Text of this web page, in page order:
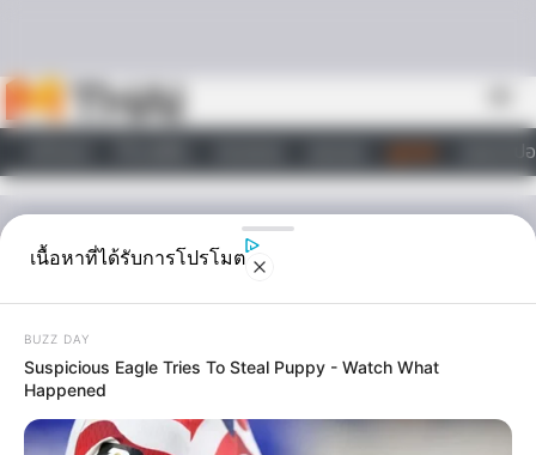
วอลเปเ
ไลฟ์สไตล์
ดูดวง
ดูดวง ทายใจจากวิวทิวทัศน์
ถ้าเพื่อนๆมีโอกาสได้ขึ้นไปบนท้องฟ้า แล้วมองลงมาข้างล่าง เพื่อนๆจะ
เห็น วิวทิวทัศน์ อะไรบ้าง เพราะสิ่งที่เพื่อนๆเห็นนั้นสามารถบ่งบอกนิสัย
ของเพื่อนๆได้
เนื้อหาที่ได้รับการโปรโมต
BUZZ DAY
Suspicious Eagle Tries To Steal Puppy - Watch What
Happened